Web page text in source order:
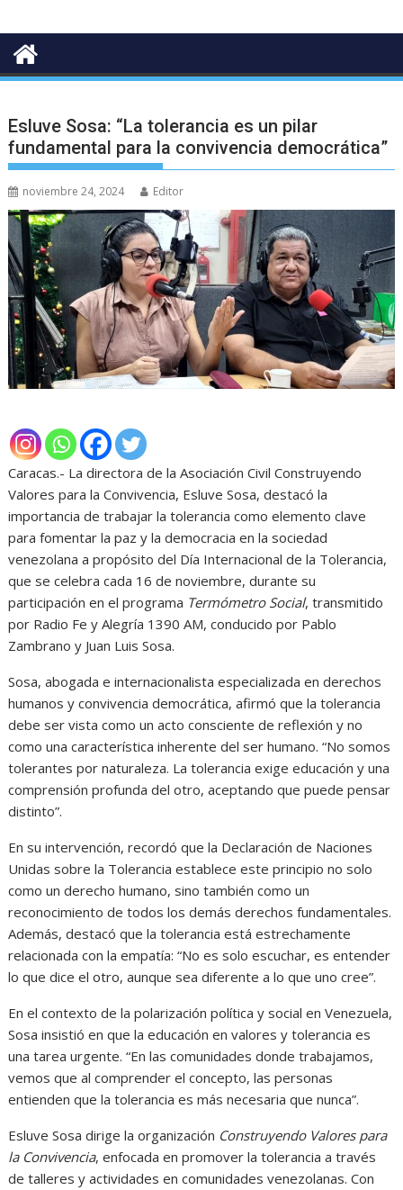
Esluve Sosa: “La tolerancia es un pilar
fundamental para la convivencia democrática”
noviembre 24, 2024 Editor
Caracas.- La directora de la Asociación Civil Construyendo
Valores para la Convivencia, Esluve Sosa, destacó la
importancia de trabajar la tolerancia como elemento clave
para fomentar la paz y la democracia en la sociedad
venezolana a propósito del Día Internacional de la Tolerancia,
que se celebra cada 16 de noviembre, durante su
participación en el programa Termómetro Social, transmitido
por Radio Fe y Alegría 1390 AM, conducido por Pablo
Zambrano y Juan Luis Sosa.
Sosa, abogada e internacionalista especializada en derechos
humanos y convivencia democrática, afirmó que la tolerancia
debe ser vista como un acto consciente de reflexión y no
como una característica inherente del ser humano. “No somos
tolerantes por naturaleza. La tolerancia exige educación y una
comprensión profunda del otro, aceptando que puede pensar
distinto”.
En su intervención, recordó que la Declaración de Naciones
Unidas sobre la Tolerancia establece este principio no solo
como un derecho humano, sino también como un
reconocimiento de todos los demás derechos fundamentales.
Además, destacó que la tolerancia está estrechamente
relacionada con la empatía: “No es solo escuchar, es entender
lo que dice el otro, aunque sea diferente a lo que uno cree”.
En el contexto de la polarización política y social en Venezuela,
Sosa insistió en que la educación en valores y tolerancia es
una tarea urgente. “En las comunidades donde trabajamos,
vemos que al comprender el concepto, las personas
entienden que la tolerancia es más necesaria que nunca”.
Esluve Sosa dirige la organización Construyendo Valores para
la Convivencia, enfocada en promover la tolerancia a través
de talleres y actividades en comunidades venezolanas. Con